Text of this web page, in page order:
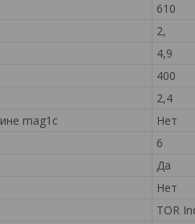
610
2,
4,9
400
2,4
mag1c
Нет
6
Да
Нет
TOR